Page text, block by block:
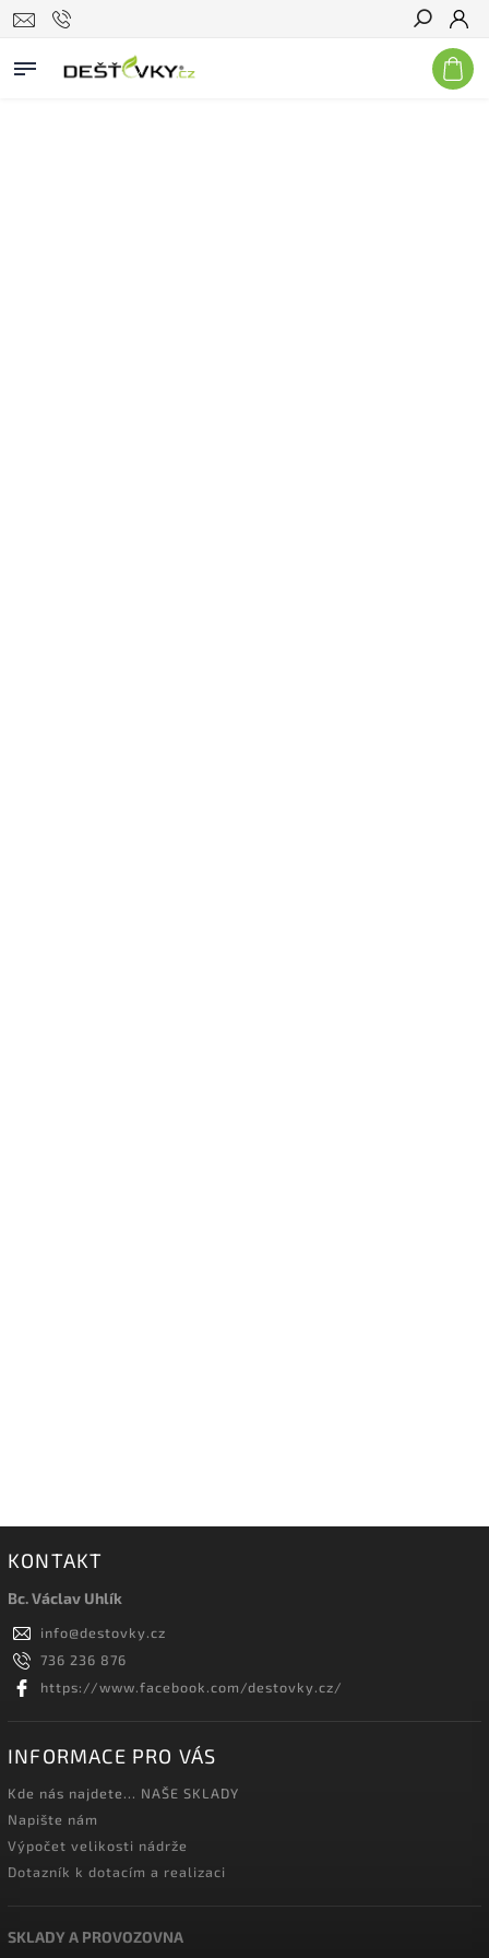
Hledat
KONTAKT
Bc. Václav Uhlík
info@destovky.cz
736 236 876
https://www.facebook.com/destovky.cz/
INFORMACE PRO VÁS
Kde nás najdete... NAŠE SKLADY
Napište nám
Výpočet velikosti nádrže
Dotazník k dotacím a realizaci
SKLADY A PROVOZOVNA